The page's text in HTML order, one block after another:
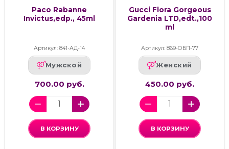
Paco Rabanne
Invictus,edp., 45ml
Артикул: 841-АД-14
Мужской
700.00 руб.
В КОРЗИНУ
Gucci Flora Gorgeous
Gardenia LTD,edt.,100
ml
Артикул: 869-ОБП-77
Женский
450.00 руб.
В КОРЗИНУ